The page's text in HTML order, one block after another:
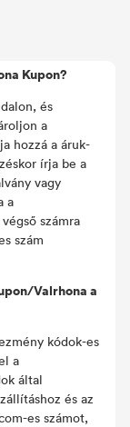
Kupon?
és
a
hozzá a áruk-
írja be a
vagy
a
végső számra
szám
Valrhona a
kódok-es
a
által
és az
es számot,